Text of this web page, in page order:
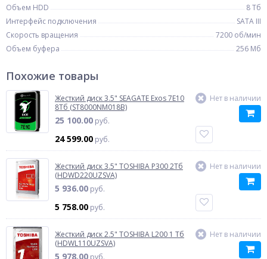
Объем HDD
8 Тб
Интерфейс подключения
SATA III
Скорость вращения
7200 об/мин
Объем буфера
256 Мб
Похожие товары
Жесткий диск 3.5" SEAGATE Exos 7E10
8Тб (ST8000NM018B)
25 100.00 руб.
24 599.00 руб.
Нет в наличии
Жесткий диск 3.5" TOSHIBA P300 2Тб
(HDWD220UZSVA)
5 936.00 руб.
5 758.00 руб.
Нет в наличии
Жесткий диск 2.5" TOSHIBA L200 1 Тб
(HDWL110UZSVA)
5 978.00 руб.
Нет в наличии